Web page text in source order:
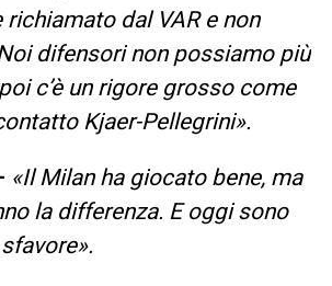
richiamato dal VAR e non
difensori non possiamo più
c’è un rigore grosso come
Kjaer-Pellegrini».
«Il Milan ha giocato bene, ma
la differenza. E oggi sono